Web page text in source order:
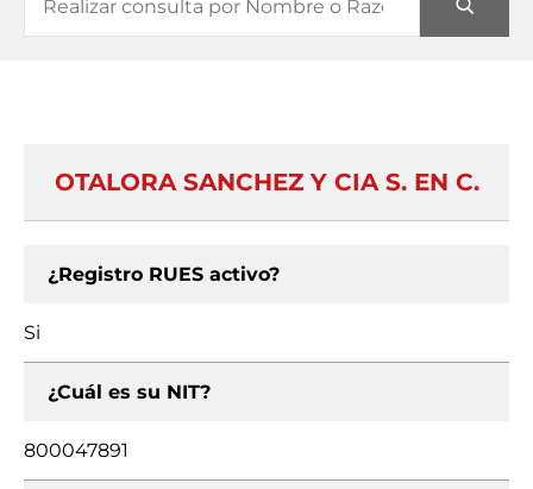
OTALORA SANCHEZ Y CIA S. EN C.
¿Registro RUES activo?
Si
¿Cuál es su NIT?
800047891